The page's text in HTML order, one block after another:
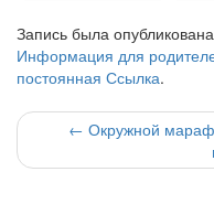
Запись была
Информация для
постоянная Ссылка.
Навигация
по
← Окружной